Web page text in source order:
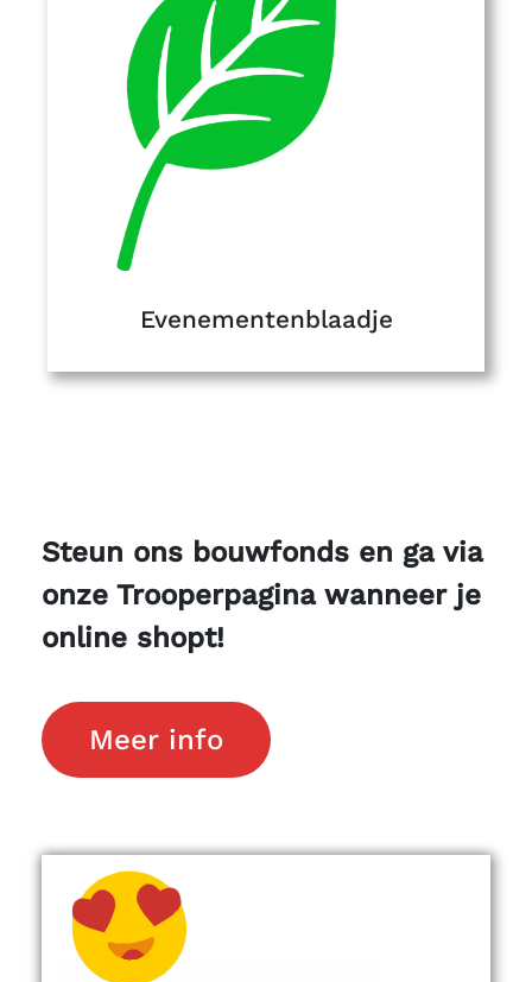
Evenementenblaadje
Steun ons bouwfonds en ga via
onze Trooperpagina wanneer je
online shopt!
Meer info